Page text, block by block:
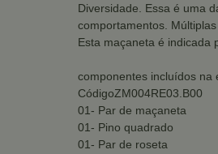
Diversidade. Essa é uma
comportamentos.
Esta maçaneta é indicada
componentes incluídos na
CódigoZM004RE03.B00
01- Par de maçaneta
01- Pino quadrado
01- Par de roseta